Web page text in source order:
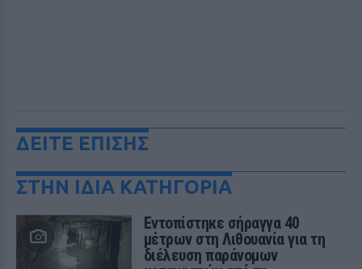
ΔΕΙΤΕ ΕΠΙΣΗΣ
ΣΤΗΝ ΙΔΙΑ ΚΑΤΗΓΟΡΙΑ
Εντοπίστηκε σήραγγα 40
μέτρων στη Λιθουανία για τη
διέλευση παράνομων